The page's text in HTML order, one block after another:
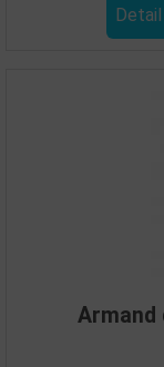
Detail
Armand